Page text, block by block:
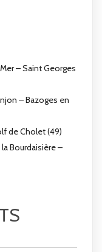
– Saint Georges
– Bazoges en
de Cholet (49)
Bourdaisière –